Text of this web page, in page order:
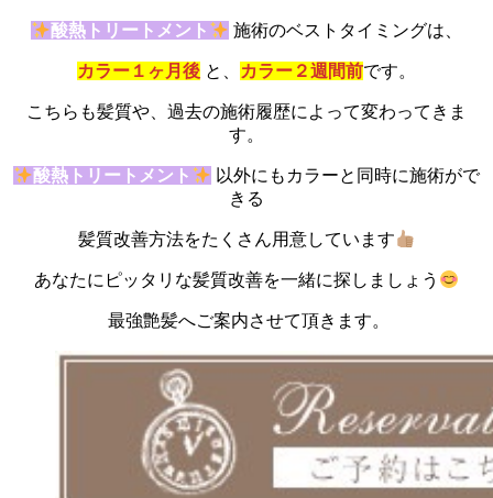
酸熱トリートメント 施術のベストタイミングは、
カラー１ヶ月後 と、 カラー２週間前です。
こちらも髪質や、過去の施術履歴によって変わってきま
す。
酸熱トリートメント
以外にもカラーと同時に施術がで
きる
髪質改善方法をたくさん用意しています
あなたにピッタリな髪質改善を一緒に探しましょう
最強艶髪へご案内させて頂きます。